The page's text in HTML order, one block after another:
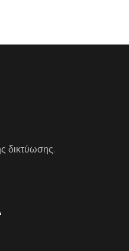
δικτύωσης.